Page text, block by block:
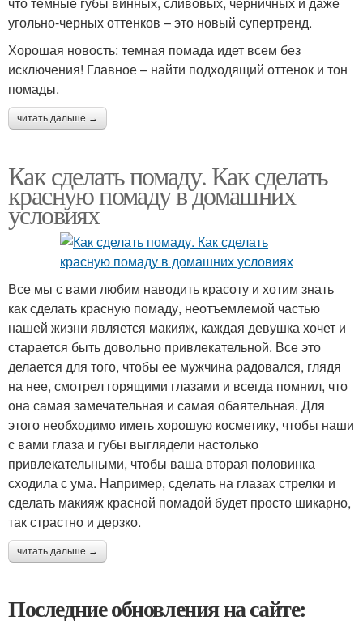
угольно-черных оттенков – это новый супертренд.
Хорошая новость: темная помада идет всем без
исключения! Главное – найти подходящий оттенок и тон
помады.
читать дальше →
Как сделать помаду. Как сделать
красную помаду в домашних
условиях
Все мы с вами любим наводить красоту и хотим знать
как сделать красную помаду, неотъемлемой частью
нашей жизни является макияж, каждая девушка хочет и
старается быть довольно привлекательной. Все это
делается для того, чтобы ее мужчина радовался, глядя
на нее, смотрел горящими глазами и всегда помнил, что
она самая замечательная и самая обаятельная. Для
этого необходимо иметь хорошую косметику, чтобы наши
с вами глаза и губы выглядели настолько
привлекательными, чтобы ваша вторая половинка
сходила с ума. Например, сделать на глазах стрелки и
сделать макияж красной помадой будет просто шикарно,
так страстно и дерзко.
читать дальше →
Последние обновления на сайте: